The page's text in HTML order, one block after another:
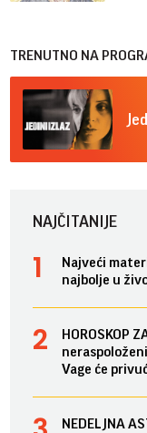
TRENUTNO NA
NAJČITANIJE
Najveći
najbolje u
HOROSKOP
Vage će
NEDELJNA